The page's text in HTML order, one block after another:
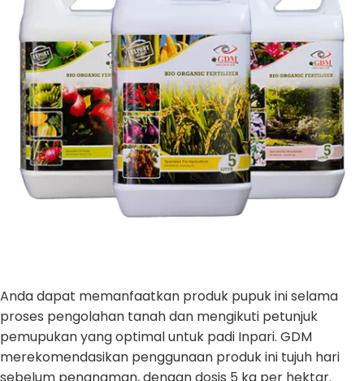
Anda dapat memanfaatkan produk pupuk ini selama
proses pengolahan tanah dan mengikuti petunjuk
pemupukan yang optimal untuk padi Inpari. GDM
merekomendasikan penggunaan produk ini tujuh hari